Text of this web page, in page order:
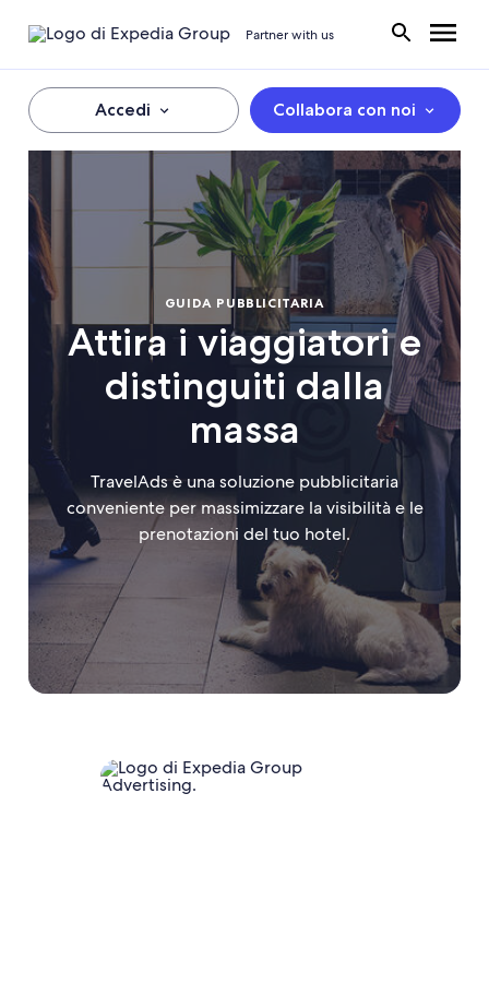
Partner with us
Accedi Collabora con noi
GUIDA PUBBLICITARIA
Attira i viaggiatori e
distinguiti dalla
massa
TravelAds è una soluzione pubblicitaria
conveniente per massimizzare la visibilità e le
prenotazioni del tuo hotel.